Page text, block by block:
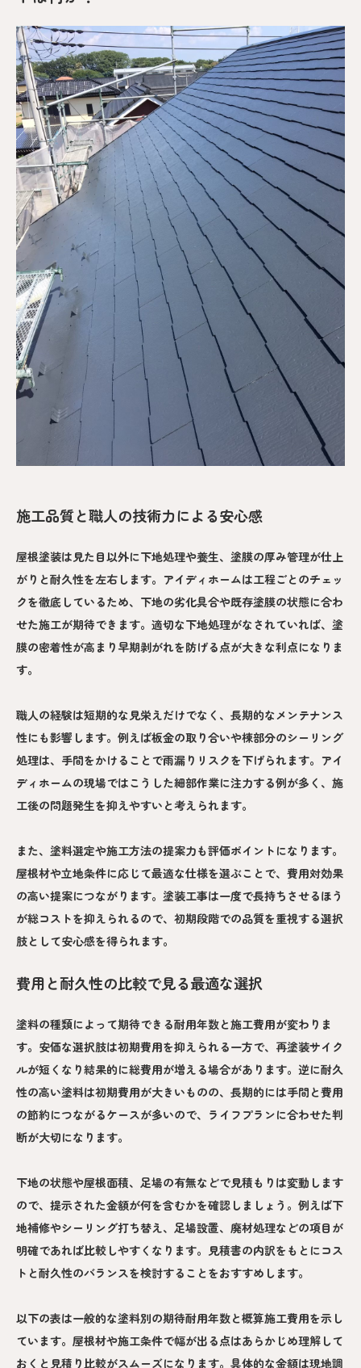
施工品質と職人の技術力による安心感
屋根塗装は見た目以外に下地処理や養生、塗膜の厚み管理が仕上
がりと耐久性を左右します。アイディホームは工程ごとのチェッ
クを徹底しているため、下地の劣化具合や既存塗膜の状態に合わ
せた施工が期待できます。適切な下地処理がなされていれば、塗
膜の密着性が高まり早期剥がれを防げる点が大きな利点になりま
す。
職人の経験は短期的な見栄えだけでなく、長期的なメンテナンス
性にも影響します。例えば板金の取り合いや棟部分のシーリング
処理は、手間をかけることで雨漏りリスクを下げられます。アイ
ディホームの現場ではこうした細部作業に注力する例が多く、施
工後の問題発生を抑えやすいと考えられます。
また、塗料選定や施工方法の提案力も評価ポイントになります。
屋根材や立地条件に応じて最適な仕様を選ぶことで、費用対効果
の高い提案につながります。塗装工事は一度で長持ちさせるほう
が総コストを抑えられるので、初期段階での品質を重視する選択
肢として安心感を得られます。
費用と耐久性の比較で見る最適な選択
塗料の種類によって期待できる耐用年数と施工費用が変わりま
す。安価な選択肢は初期費用を抑えられる一方で、再塗装サイク
ルが短くなり結果的に総費用が増える場合があります。逆に耐久
性の高い塗料は初期費用が大きいものの、長期的には手間と費用
の節約につながるケースが多いので、ライフプランに合わせた判
断が大切になります。
下地の状態や屋根面積、足場の有無などで見積もりは変動します
ので、提示された金額が何を含むかを確認しましょう。例えば下
地補修やシーリング打ち替え、足場設置、廃材処理などの項目が
明確であれば比較しやすくなります。見積書の内訳をもとにコス
トと耐久性のバランスを検討することをおすすめします。
以下の表は一般的な塗料別の期待耐用年数と概算施工費用を示し
ています。屋根材や施工条件で幅が出る点はあらかじめ理解して
おくと見積り比較がスムーズになります。具体的な金額は現地調